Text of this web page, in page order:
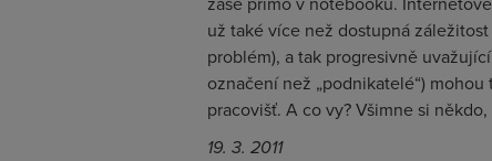
už také více než dostupná
problém), a tak progresivně
označení než „podnikatelé“)
pracovišť. A co vy? Všimne si
19. 3. 2011